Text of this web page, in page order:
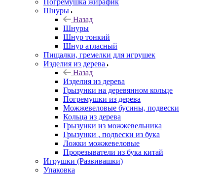
Погремушка жирафик
Шнуры
Назад
Шнуры
Шнур тонкий
Шнур атласный
Пищалки, гремелки для игрушек
Изделия из дерева
Назад
Изделия из дерева
Грызунки на деревянном кольце
Погремушки из дерева
Можжевеловые бусины, подвески
Кольца из дерева
Грызунки из можжевельника
Грызунки , подвески из бука
Ложки можжевеловые
Прорезыватели из бука китай
Игрушки (Развивашки)
Упаковка